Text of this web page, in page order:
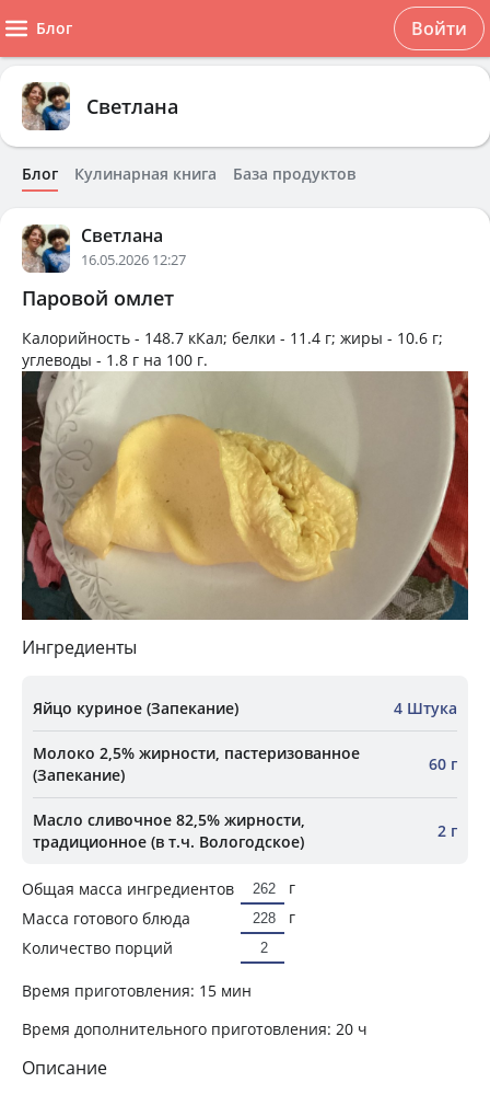
Блог Войти
Светлана
Блог Кулинарная книга База продуктов
Светлана
16.05.2026 12:27
Паровой омлет
Калорийность - 148.7 кКал; белки - 11.4 г; жиры - 10.6 г;
углеводы - 1.8 г на 100 г.
Ингредиенты
Яйцо куриное (Запекание) 4 Штука
Молоко 2,5% жирности, пастеризованное
(Запекание)
60 г
Масло сливочное 82,5% жирности,
традиционное (в т.ч. Вологодское)
2 г
Общая масса ингредиентов
г
Масса готового блюда
г
Количество порций
Время приготовления: 15 мин
Время дополнительного приготовления: 20 ч
Описание